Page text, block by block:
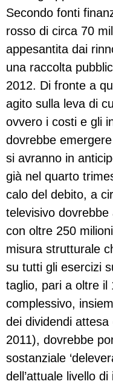
Secondo fonti
rosso di circa 70
appesantita dai
una raccolta
2012. Di fronte a
agito sulla leva di
ovvero i costi e gli
dovrebbe
si avranno in
già nel quarto
calo del debito, a
televisivo
con oltre 250
misura strutturale
su tutti gli esercizi
taglio, pari a oltre il
complessivo,
dei dividendi
2011), dovrebbe
sostanziale
dell’attuale livello